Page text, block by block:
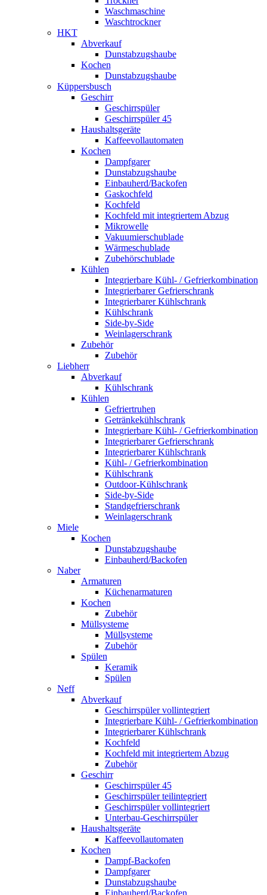
Waschmaschine
Waschtrockner
HKT
Abverkauf
Dunstabzugshaube
Kochen
Dunstabzugshaube
Küppersbusch
Geschirr
Geschirrspüler
Geschirrspüler 45
Haushaltsgeräte
Kaffeevollautomaten
Kochen
Dampfgarer
Dunstabzugshaube
Einbauherd/Backofen
Gaskochfeld
Kochfeld
Kochfeld mit integriertem Abzug
Mikrowelle
Vakuumierschublade
Wärmeschublade
Zubehörschublade
Kühlen
Integrierbare Kühl- / Gefrierkombination
Integrierbarer Gefrierschrank
Integrierbarer Kühlschrank
Kühlschrank
Side-by-Side
Weinlagerschrank
Zubehör
Zubehör
Liebherr
Abverkauf
Kühlschrank
Kühlen
Gefriertruhen
Getränkekühlschrank
Integrierbare Kühl- / Gefrierkombination
Integrierbarer Gefrierschrank
Integrierbarer Kühlschrank
Kühl- / Gefrierkombination
Kühlschrank
Outdoor-Kühlschrank
Side-by-Side
Standgefrierschrank
Weinlagerschrank
Miele
Kochen
Dunstabzugshaube
Einbauherd/Backofen
Naber
Armaturen
Küchenarmaturen
Kochen
Zubehör
Müllsysteme
Müllsysteme
Zubehör
Spülen
Keramik
Spülen
Neff
Abverkauf
Geschirrspüler vollintegriert
Integrierbare Kühl- / Gefrierkombination
Integrierbarer Kühlschrank
Kochfeld
Kochfeld mit integriertem Abzug
Zubehör
Geschirr
Geschirrspüler 45
Geschirrspüler teilintegriert
Geschirrspüler vollintegriert
Unterbau-Geschirrspüler
Haushaltsgeräte
Kaffeevollautomaten
Kochen
Dampf-Backofen
Dampfgarer
Dunstabzugshaube
Einbauherd/Backofen